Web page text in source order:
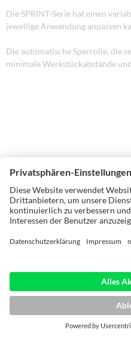
Die SPRINT-Serie hat einen
jeweilige Anwendung anpassen
Die automatische Sperrolle, die
minimale Werkstückabstände